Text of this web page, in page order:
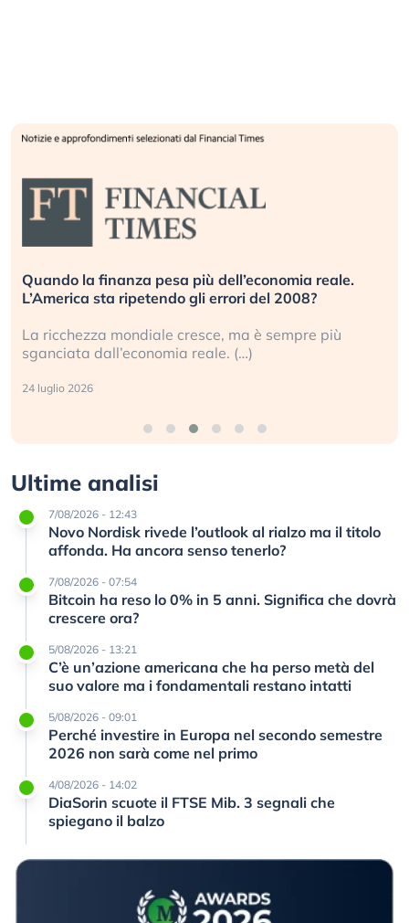
Quando la finanza pesa più dell’economia reale.
L’America sta ripetendo gli errori del 2008?
La ricchezza mondiale cresce, ma è sempre più
sganciata dall’economia reale. (…)
24 luglio 2026
Ultime analisi
7/08/2026 - 12:43
Novo Nordisk rivede l’outlook al rialzo ma il titolo
affonda. Ha ancora senso tenerlo?
7/08/2026 - 07:54
Bitcoin ha reso lo 0% in 5 anni. Significa che dovrà
crescere ora?
5/08/2026 - 13:21
C’è un’azione americana che ha perso metà del
suo valore ma i fondamentali restano intatti
5/08/2026 - 09:01
Perché investire in Europa nel secondo semestre
2026 non sarà come nel primo
4/08/2026 - 14:02
DiaSorin scuote il FTSE Mib. 3 segnali che
spiegano il balzo